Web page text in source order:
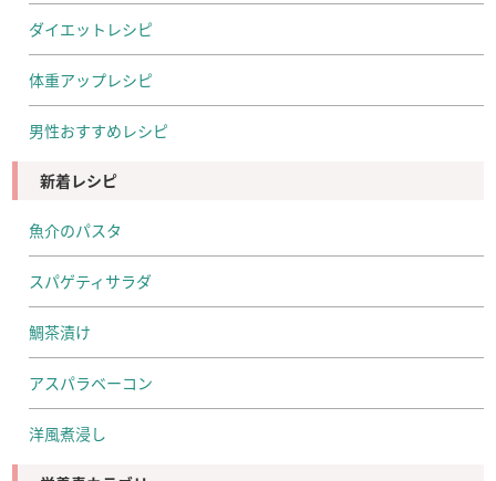
ダイエットレシピ
体重アップレシピ
男性おすすめレシピ
新着レシピ
魚介のパスタ
スパゲティサラダ
鯛茶漬け
アスパラベーコン
洋風煮浸し